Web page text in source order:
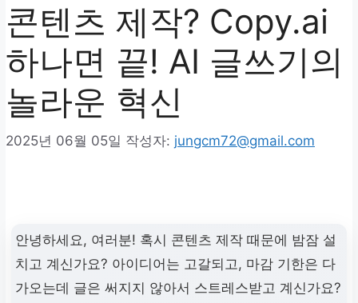
콘텐츠 제작? Copy.ai
하나면 끝! AI 글쓰기의
놀라운 혁신
2025년 06월 05일 작성자: jungcm72@gmail.com
안녕하세요, 여러분! 혹시 콘텐츠 제작 때문에 밤잠 설
치고 계신가요? 아이디어는 고갈되고, 마감 기한은 다
가오는데 글은 써지지 않아서 스트레스받고 계신가요?